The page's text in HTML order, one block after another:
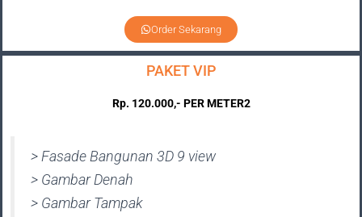
Order Sekarang
PAKET VIP
Rp. 120.000,- PER METER2
> Fasade Bangunan 3D 9 view
> Gambar Denah
> Gambar Tampak